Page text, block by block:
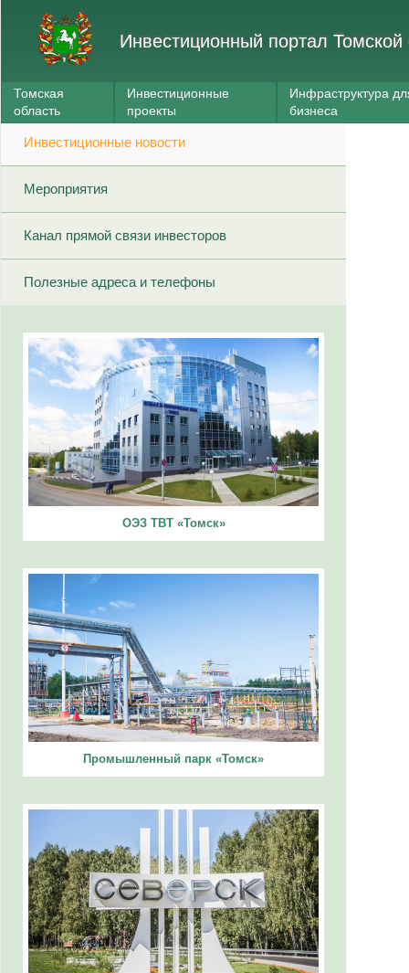
Инвестиционный портал Томской
Томская
область
Инвестиционные
проекты
Инфраструктура
бизнеса
Инвестиционные новости
Мероприятия
Канал прямой связи инвесторов
Полезные адреса и телефоны
ОЭЗ ТВТ «Томск»
Промышленный парк «Томск»